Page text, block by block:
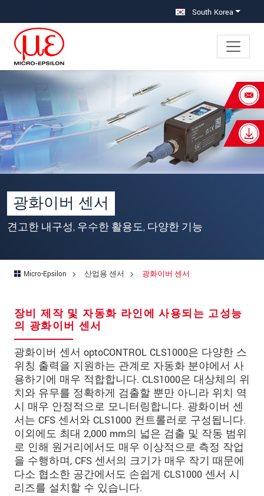
South Korea
광화이버 센서
견고한 내구성, 우수한 활용도, 다양한 기능
Micro-Epsilon 산업용 센서 광화이버 센서
장비 제작 및 자동화 라인에 사용되는 고성능
의 광화이버 센서
광화이버 센서 optoCONTROL CLS1000은 다양한 스
위칭 출력을 지원하는 관계로 자동화 분야에서 사
용하기에 매우 적합합니다. CLS1000은 대상체의 위
치와 유무를 정확하게 검출할 뿐만 아니라 위치 역
시 매우 안정적으로 모니터링합니다. 광화이버 센
서는 CFS 센서와 CLS1000 컨트롤러로 구성됩니다.
이외에도 최대 2,000 mm의 넓은 검출 및 작동 범위
로 인해 원거리에서도 매우 이상적으로 측정 작업
을 수행하며, CFS 센서의 크기가 매우 작기 때문에
다소 협소한 공간에서도 손쉽게 CLS1000 센서 시
리즈를 설치할 수 있습니다.
×
Your request for: 광화이버 센서
성명*
회사명*
우편번호
주소 *
연락처
문의 내용 *
* 필수 항목
당사는 개인 정보 보호를 최우선으로 생각합니다.
자세한 내용은 개인정보처리방침을 참고하시기
바랍니다.
문의 등록